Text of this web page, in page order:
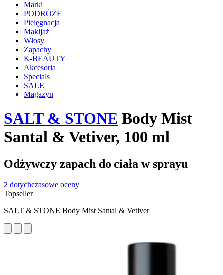
Marki
PODRÓŻE
Pielęgnacja
Makijaż
Włosy
Zapachy
K-BEAUTY
Akcesoria
Specials
SALE
Magazyn
SALT & STONE Body Mist
Santal & Vetiver, 100 ml
Odżywczy zapach do ciała w sprayu
2 dotychczasowe oceny
Topseller
SALT & STONE Body Mist Santal & Vetiver